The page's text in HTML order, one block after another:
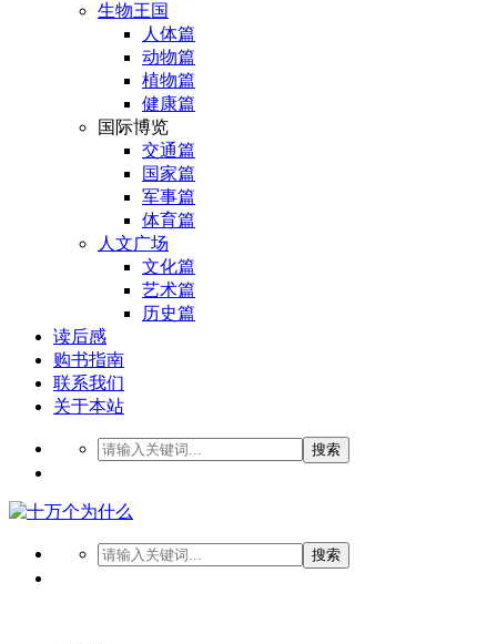
生物王国
人体篇
动物篇
植物篇
健康篇
国际博览
交通篇
国家篇
军事篇
体育篇
人文广场
文化篇
艺术篇
历史篇
读后感
购书指南
联系我们
关于本站
搜索
搜索